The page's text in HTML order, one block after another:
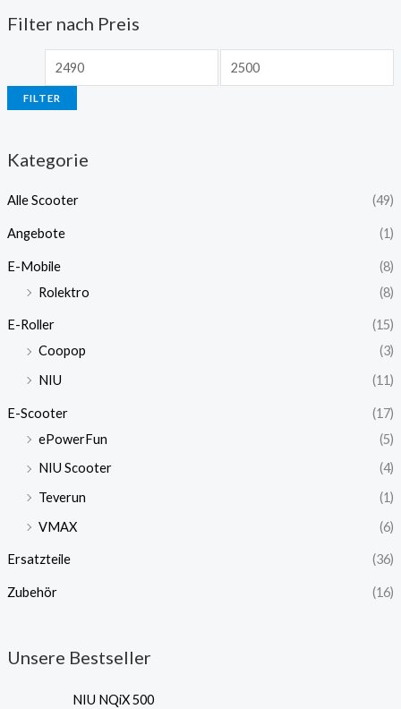
Filter nach Preis
FILTER
Kategorie
Alle Scooter (49)
Angebote (1)
E-Mobile
(8)
Rolektro
(8)
E-Roller
(15)
Coopop
(3)
NIU
(11)
E-Scooter
(17)
ePowerFun
(5)
NIU Scooter
(4)
Teverun
(1)
VMAX
(6)
Ersatzteile (36)
Zubehör (16)
Unsere Bestseller
NIU NQiX 500